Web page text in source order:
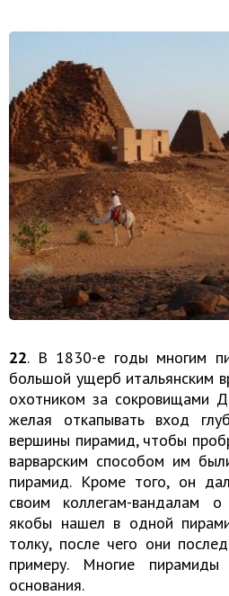
22. В 1830-е годы многим
большой ущерб итальянским
охотником за сокровищами
желая откапывать вход
вершины пирамид, чтобы
варварским способом им
пирамид. Кроме того, он
своим коллегам-вандалам
якобы нашел в одной
толку, после чего они
примеру. Многие
основания.